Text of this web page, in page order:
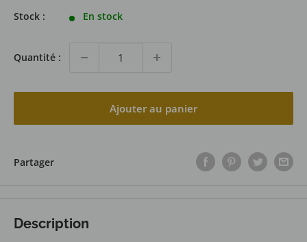
Stock : En stock
Quantité :
Ajouter au panier
Partager
Description